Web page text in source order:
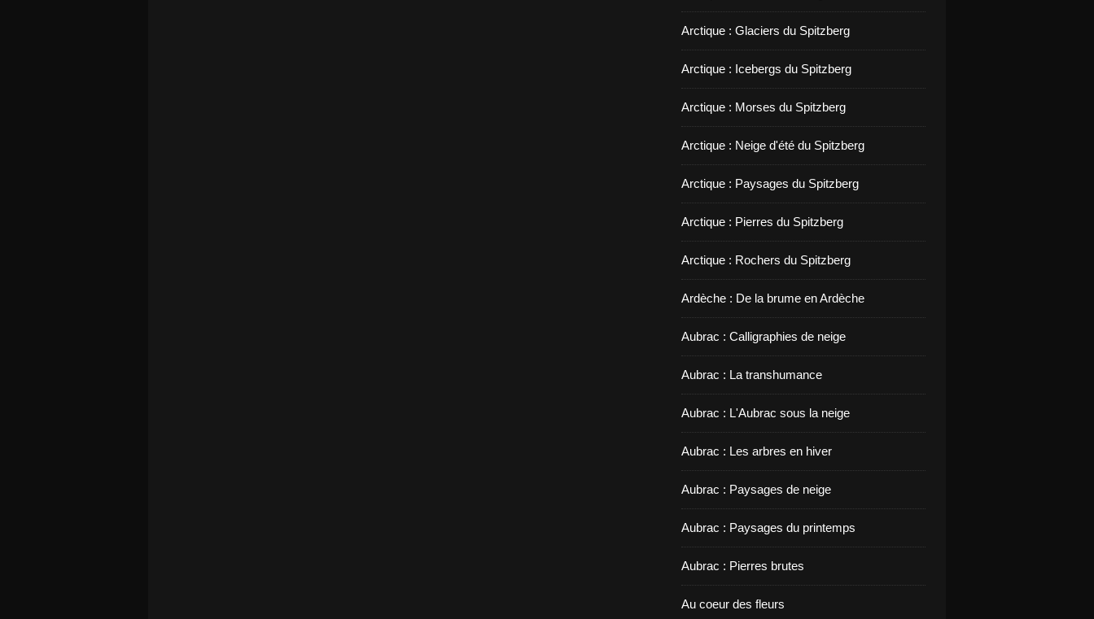
Arctique : Glaciers du Spitzberg
Arctique : Icebergs du Spitzberg
Arctique : Morses du Spitzberg
Arctique : Neige d'été du Spitzberg
Arctique : Paysages du Spitzberg
Arctique : Pierres du Spitzberg
Arctique : Rochers du Spitzberg
Ardèche : De la brume en Ardèche
Aubrac : Calligraphies de neige
Aubrac : La transhumance
Aubrac : L'Aubrac sous la neige
Aubrac : Les arbres en hiver
Aubrac : Paysages de neige
Aubrac : Paysages du printemps
Aubrac : Pierres brutes
Au coeur des fleurs